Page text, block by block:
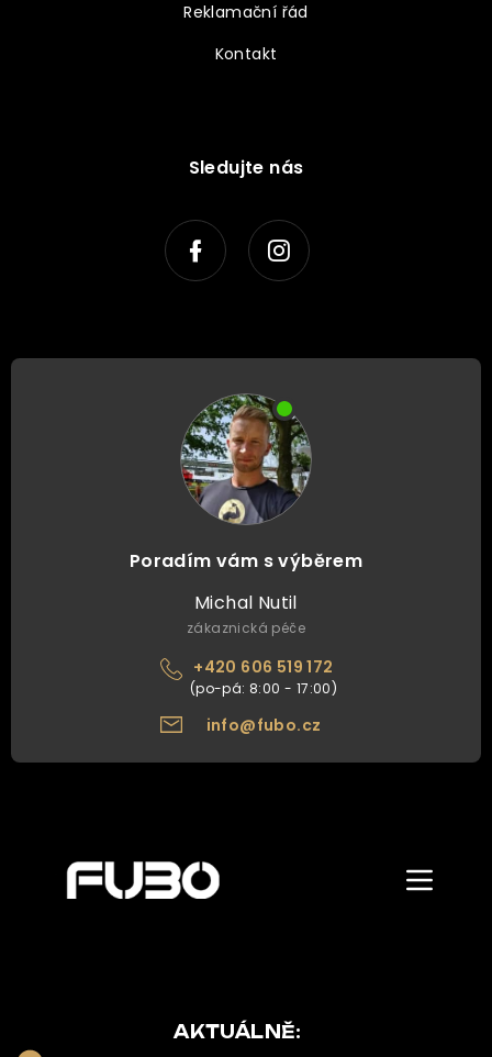
Reklamační řád
Kontakt
Sledujte nás
Poradím vám s výběrem
Michal Nutil
zákaznická péče
+420 606 519 172
info@fubo.cz
NAŠE NABÍDKA
Zobrazit/
menu
AKTUÁLNĚ: